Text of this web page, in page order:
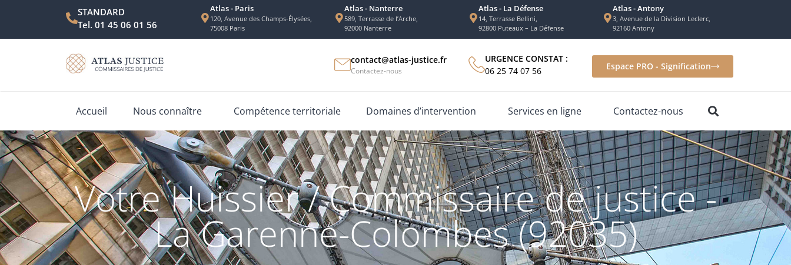
STANDARD
Tel. 01 45 06 01 56
Atlas - Paris
120, Avenue des Champs-Élysées,
75008 Paris
Atlas - Nanterre
589, Terrasse de l’Arche,
92000 Nanterre
Atlas - La Défense
14, Terrasse Bellini,
92800 Puteaux – La Défense
Atlas - Antony
3, Avenue de la Division Leclerc,
92160 Antony
contact@atlas-justice.fr
Contactez-nous
URGENCE CONSTAT :
06 25 74 07 56
Espace PRO - Signification
Accueil Nous connaître Compétence territoriale Domaines d’intervention Services en ligne Contactez-nous
Votre Huissier / Commissaire de justice -
La Garenne-Colombes (92035)